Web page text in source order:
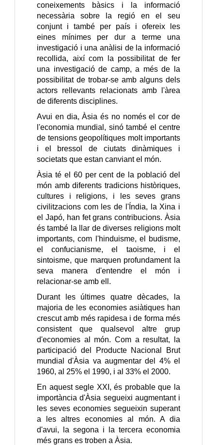
coneixements bàsics i la informació
necessària sobre la regió en el seu
conjunt i també per país i ofereix les
eines mínimes per dur a terme una
investigació i una anàlisi de la informació
recollida, així com la possibilitat de fer
una investigació de camp, a més de la
possibilitat de trobar-se amb alguns dels
actors rellevants relacionats amb l'àrea
de diferents disciplines.
Avui en dia, Àsia és no només el cor de
l'economia mundial, sinó també el centre
de tensions geopolítiques molt importants
i el bressol de ciutats dinàmiques i
societats que estan canviant el món.
Àsia té el 60 per cent de la població del
món amb diferents tradicions històriques,
cultures i religions, i les seves grans
civilitzacions com les de l'Índia, la Xina i
el Japó, han fet grans contribucions. Àsia
és també la llar de diverses religions molt
importants, com l'hinduisme, el budisme,
el confucianisme, el taoisme, i el
sintoisme, que marquen profundament la
seva manera d'entendre el món i
relacionar-se amb ell.
Durant les últimes quatre dècades, la
majoria de les economies asiàtiques han
crescut amb més rapidesa i de forma més
consistent que qualsevol altre grup
d'economies al món. Com a resultat, la
participació del Producte Nacional Brut
mundial d'Àsia va augmentar del 4% el
1960, al 25% el 1990, i al 33% el 2000.
En aquest segle XXI, és probable que la
importància d'Àsia segueixi augmentant i
les seves economies segueixin superant
a les altres economies al món. A dia
d'avui, la segona i la tercera economia
més grans es troben a Àsia.